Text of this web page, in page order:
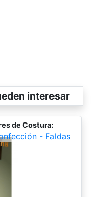
interesar
de Costura:
- Faldas